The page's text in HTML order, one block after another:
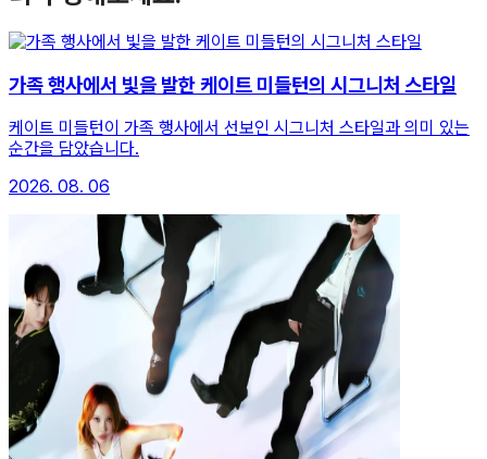
가족 행사에서 빛을 발한 케이트 미들턴의 시그니처 스타일
케이트 미들턴이 가족 행사에서 선보인 시그니처 스타일과 의미 있는
순간을 담았습니다.
2026. 08. 06